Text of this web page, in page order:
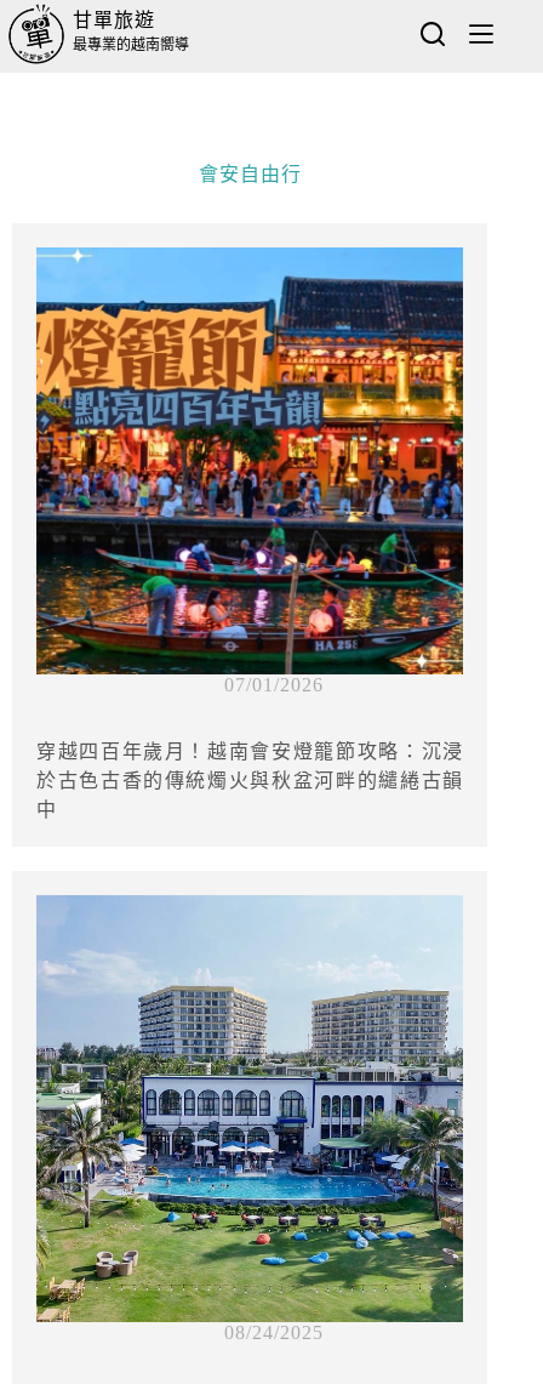
甘單旅遊
最專業的越南嚮導
會安自由行
07/01/2026
穿越四百年歲月！越南會安燈籠節攻略：沉浸
於古色古香的傳統燭火與秋盆河畔的繾綣古韻
中
08/24/2025